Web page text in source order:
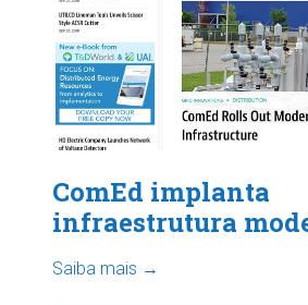
ComEd implanta
infraestrutura
Saiba mais →